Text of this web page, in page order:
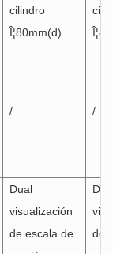
cilindro
Î¦80mm(d)
/ /
Dual
visualización
de escala de
de